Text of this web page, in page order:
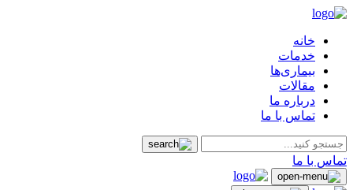
خانه
خدمات
بیماری‌ها
مقالات
درباره ما
تماس با ما
تماس با ما